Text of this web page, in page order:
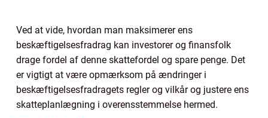
Ved at vide, hvordan man maksimerer ens
beskæftigelsesfradrag kan investorer og finansfolk
drage fordel af denne skattefordel og spare penge. Det
er vigtigt at være opmærksom på ændringer i
beskæftigelsesfradragets regler og vilkår og justere ens
skatteplanlægning i overensstemmelse hermed.